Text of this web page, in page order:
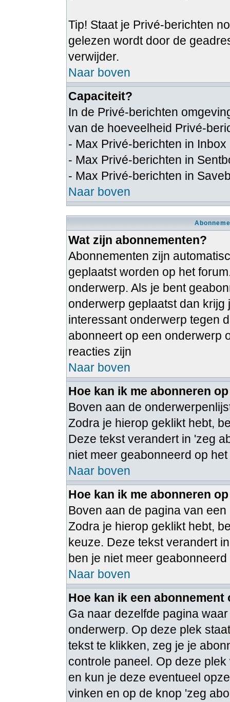
Tip! Staat je Privé-berichten
gelezen wordt door de
verwijder.
Naar boven
Capaciteit?
In de Privé-berichten
van de hoeveelheid Privé-
- Max Privé-berichten in Inbox
- Max Privé-berichten in
- Max Privé-berichten in
Naar boven
Wat zijn abonnementen?
Abonnementen zijn
geplaatst worden op het
onderwerp. Als je bent
onderwerp geplaatst dan
interessant onderwerp tegen
abonneert op een onderwerp
reacties zijn
Naar boven
Hoe kan ik me abonneren
Boven aan de
Zodra je hierop geklikt hebt,
Deze tekst verandert in 'zeg
niet meer geabonneerd op
Naar boven
Hoe kan ik me abonneren
Boven aan de pagina van
Zodra je hierop geklikt hebt,
keuze. Deze tekst verandert
ben je niet meer
Naar boven
Hoe kan ik een abonnement
Ga naar dezelfde pagina
onderwerp. Op deze plek
tekst te klikken, zeg je je
controle paneel. Op deze
en kun je deze eventueel
vinken en op de knop 'zeg